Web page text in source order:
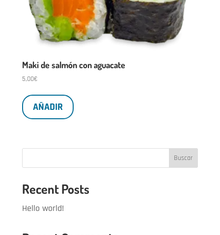
Maki de salmón con aguacate
5,00€
AÑADIR
Buscar
Recent Posts
Hello world!